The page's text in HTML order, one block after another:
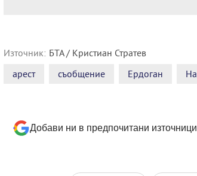
Източник: БТА / Кристиан Стратев
арест
съобщение Ердоган
Добави ни в предпочитани